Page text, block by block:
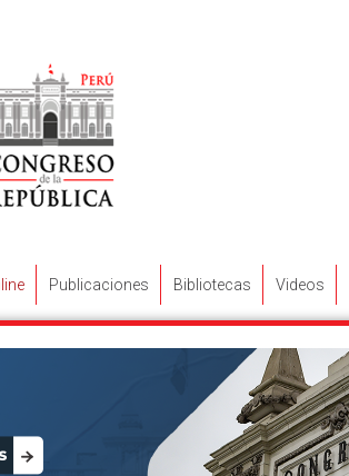
Publicaciones Bibliotecas Videos